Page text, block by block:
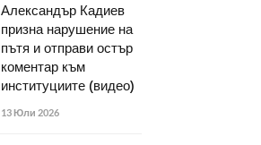
Александър Кадиев
призна нарушение на
пътя и отправи остър
коментар към
институциите (видео)
13 Юли 2026